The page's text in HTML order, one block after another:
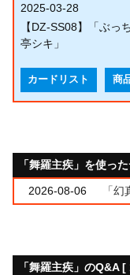
2025-03-28
【DZ-SS08】「ぶ
亭シキ」
カードリスト 商
「舞羅主疾」を使っ
2026-08-06 「
「舞羅主疾」のQ&A